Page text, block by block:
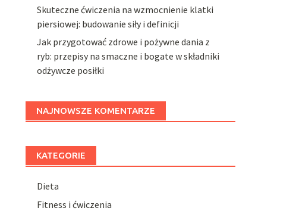
Skuteczne ćwiczenia na wzmocnienie klatki
piersiowej: budowanie siły i definicji
Jak przygotować zdrowe i pożywne dania z
ryb: przepisy na smaczne i bogate w składniki
odżywcze posiłki
NAJNOWSZE KOMENTARZE
KATEGORIE
Dieta
Fitness i ćwiczenia